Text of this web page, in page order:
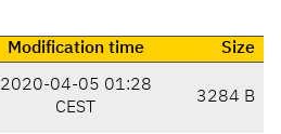
Modification time
Size
2020-04-05 01:28
CEST
3284 B